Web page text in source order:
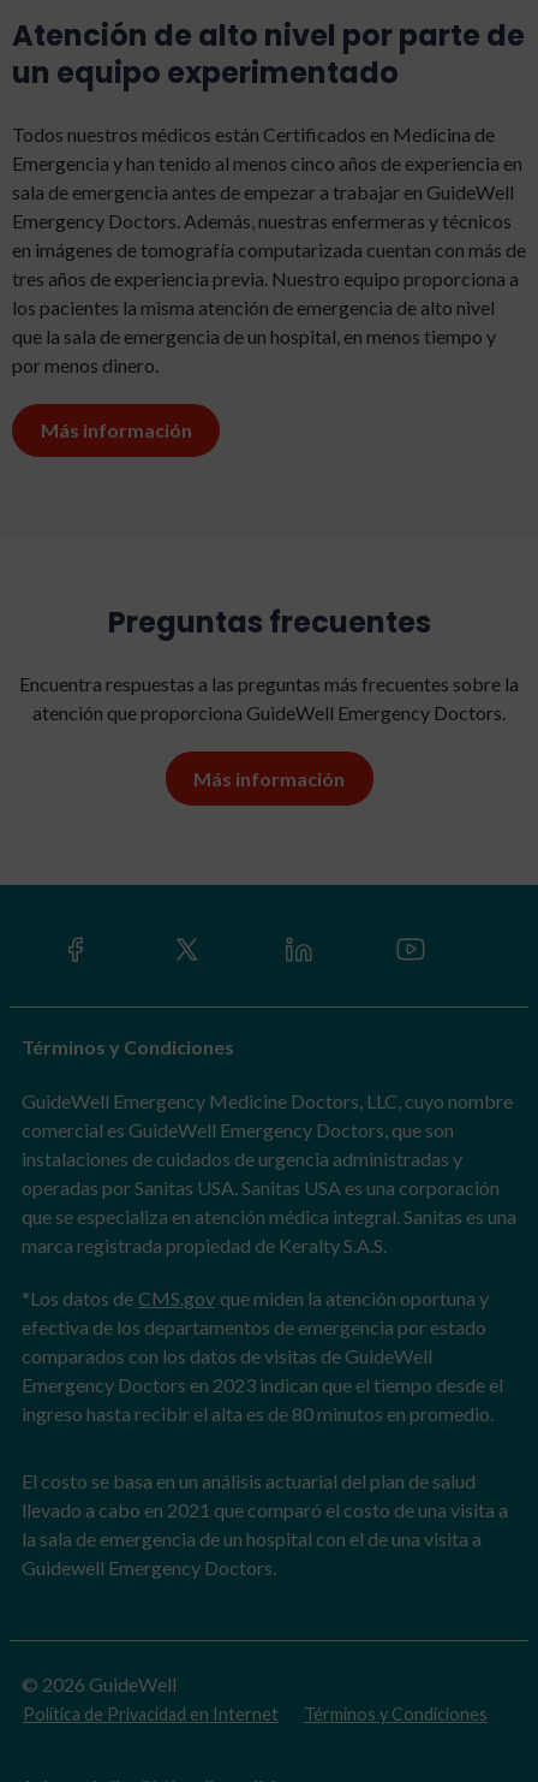
Atención de alto nivel por parte de
un equipo experimentado
Todos nuestros médicos están Certificados en Medicina de
Emergencia y han tenido al menos cinco años de experiencia en
sala de emergencia antes de empezar a trabajar en GuideWell
Emergency Doctors. Además, nuestras enfermeras y técnicos
en imágenes de tomografía computarizada cuentan con más de
tres años de experiencia previa. Nuestro equipo proporciona a
los pacientes la misma atención de emergencia de alto nivel
que la sala de emergencia de un hospital, en menos tiempo y
por menos dinero.
Más información
Preguntas frecuentes
Encuentra respuestas a las preguntas más frecuentes sobre la
atención que proporciona GuideWell Emergency Doctors.
Más información
Términos y Condiciones
GuideWell Emergency Medicine Doctors, LLC, cuyo nombre
comercial es GuideWell Emergency Doctors, que son
instalaciones de cuidados de urgencia administradas y
operadas por Sanitas USA. Sanitas USA es una corporación
que se especializa en atención médica integral. Sanitas es una
marca registrada propiedad de Keralty S.A.S.
*Los datos de CMS.gov que miden la atención oportuna y
efectiva de los departamentos de emergencia por estado
comparados con los datos de visitas de GuideWell
Emergency Doctors en 2023 indican que el tiempo desde el
ingreso hasta recibir el alta es de 80 minutos en promedio.
El costo se basa en un análisis actuarial del plan de salud
llevado a cabo en 2021 que comparó el costo de una visita a
la sala de emergencia de un hospital con el de una visita a
Guidewell Emergency Doctors.
© 2026 GuideWell
Política de Privacidad en Internet Términos y Condiciones